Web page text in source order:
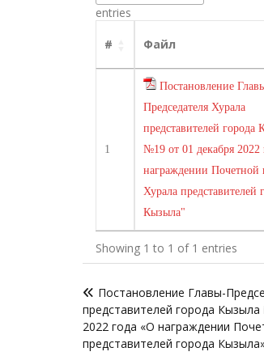
entries
# Файл
1
Постановление
Председателя Хурала
представителей города
№19 от 01 декабря 2022
награждении Почетной
Хурала представителей
Кызыла"
Showing 1 to 1 of 1 entries
по
записям
Постановление Главы-
представителей города
2022 года «О награждении
представителей города